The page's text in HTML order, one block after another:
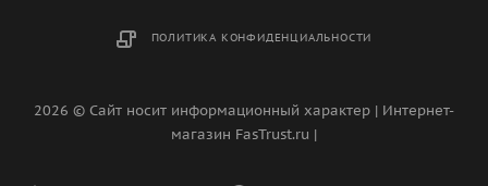
ПОЛИТИКА КОНФИДЕНЦИАЛЬНОСТИ
2026 © Сайт носит информационный характер | Интернет-
магазин FasTrust.ru |